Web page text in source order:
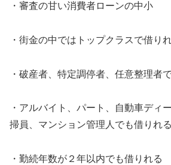
・審査の甘い消費者ローンの中小
・街金の中ではトップクラスで借り
・破産者、特定調停者、任意整理者
・アルバイト、パート、自動車ディ
掃員、マンション管理人でも借りれる
・勤続年数が２年以内でも借りれる